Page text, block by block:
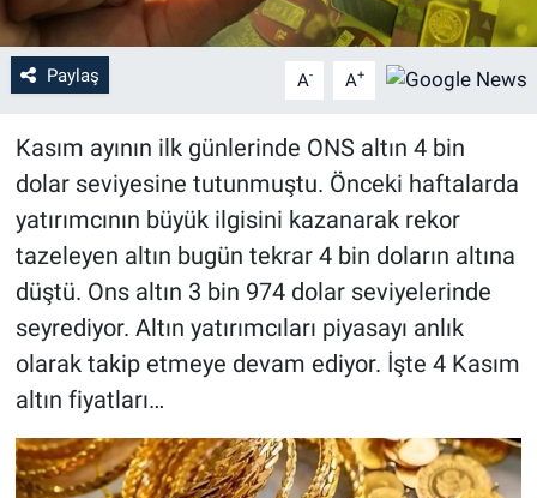
Paylaş A- A+
Kasım ayının ilk günlerinde ONS altın 4 bin
dolar seviyesine tutunmuştu. Önceki haftalarda
yatırımcının büyük ilgisini kazanarak rekor
tazeleyen altın bugün tekrar 4 bin doların altına
düştü. Ons altın 3 bin 974 dolar seviyelerinde
seyrediyor. Altın yatırımcıları piyasayı anlık
olarak takip etmeye devam ediyor. İşte 4 Kasım
altın fiyatları…